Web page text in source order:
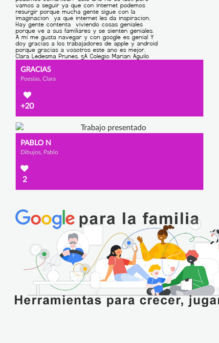
GRACIAS
Poesías, Clara
+20
PABLO N
Dibujos, Pablo
2